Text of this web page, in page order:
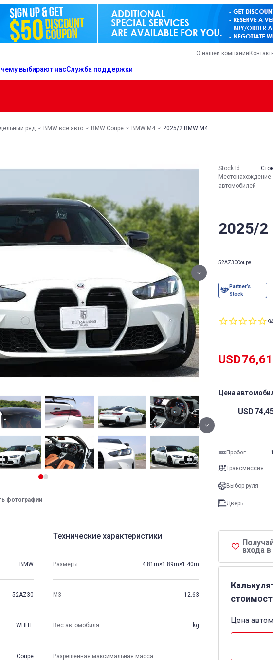
выбирают насСлужба поддержки
О нашей компании
ряд BMW все авто BMW Coupe BMW M4 2025/2 BMW M4
2025/2
52AZ30Coupe
Stock Id:
Местонахождение
автомобилей
фотографии
USD
Цена
USD
входа
Цена
Пробег
Трансмиссия
Выбор руля
Дверь
BMW
52AZ30
WHITE
Coupe
Технические характеристики
Размеры 4.81m×1.89m×1.40m
М3 12.63
Вес автомобиля —kg
Разрешенная максимальная масса
—